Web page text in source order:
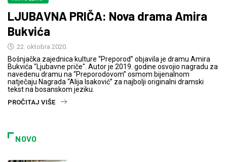
LJUBAVNA PRIČA: Nova drama Amira
Bukvića
22. oktobra 2020.
Bošnjačka zajednica kulture “Preporod” objavila je dramu Amira
Bukvića "Ljubavne priče". Autor je 2019. godine osvojio nagradu za
navedenu dramu na “Preporodovom” osmom bijenalnom
natječaju Nagrada “Alija Isaković” za najbolji originalni dramski
tekst na bosanskom jeziku.
PROČITAJ VIŠE
NOVO